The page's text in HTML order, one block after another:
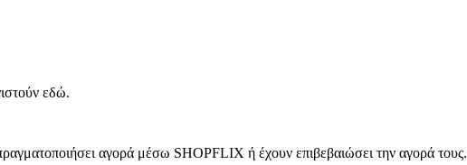
εδώ.
αγορά μέσω SHOPFLIX ή έχουν επιβεβαιώσει την αγορά τους.